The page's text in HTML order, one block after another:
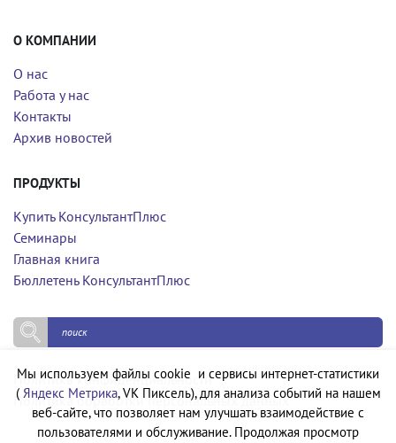
О КОМПАНИИ
О нас
Работа у нас
Контакты
Архив новостей
ПРОДУКТЫ
Купить КонсультантПлюс
Семинары
Главная книга
Бюллетень КонсультантПлюс
Политика конфиденциальности
Политика обработки персональных данных
Мы используем файлы cookie и сервисы интернет-статистики
( Яндекс Метрика, VK Пиксель), для анализа событий на нашем
веб-сайте, что позволяет нам улучшать взаимодействие с
пользователями и обслуживание. Продолжая просмотр